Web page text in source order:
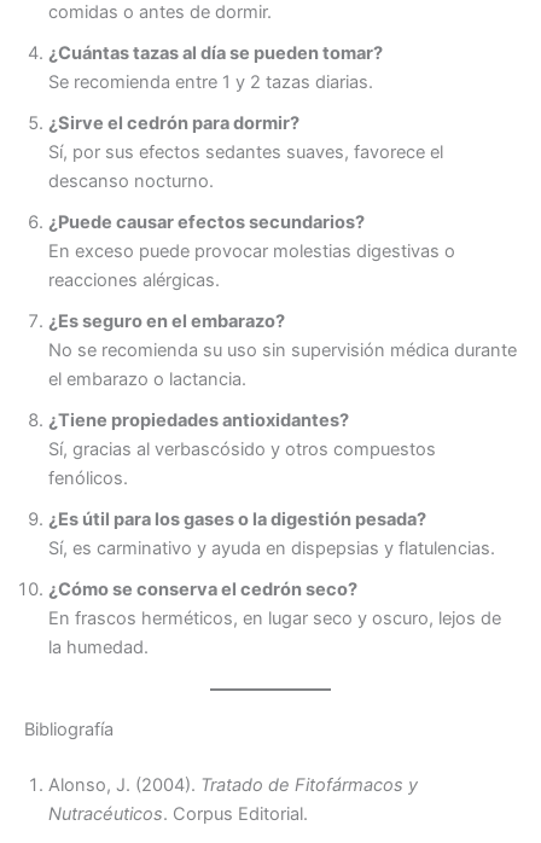
comidas o antes de dormir.
¿Cuántas tazas al día se pueden tomar?
Se recomienda entre 1 y 2 tazas diarias.
¿Sirve el cedrón para dormir?
Sí, por sus efectos sedantes suaves, favorece el
descanso nocturno.
¿Puede causar efectos secundarios?
En exceso puede provocar molestias digestivas o
reacciones alérgicas.
¿Es seguro en el embarazo?
No se recomienda su uso sin supervisión médica durante
el embarazo o lactancia.
¿Tiene propiedades antioxidantes?
Sí, gracias al verbascósido y otros compuestos
fenólicos.
¿Es útil para los gases o la digestión pesada?
Sí, es carminativo y ayuda en dispepsias y flatulencias.
¿Cómo se conserva el cedrón seco?
En frascos herméticos, en lugar seco y oscuro, lejos de
la humedad.
Bibliografía
Alonso, J. (2004). Tratado de Fitofármacos y
Nutracéuticos. Corpus Editorial.